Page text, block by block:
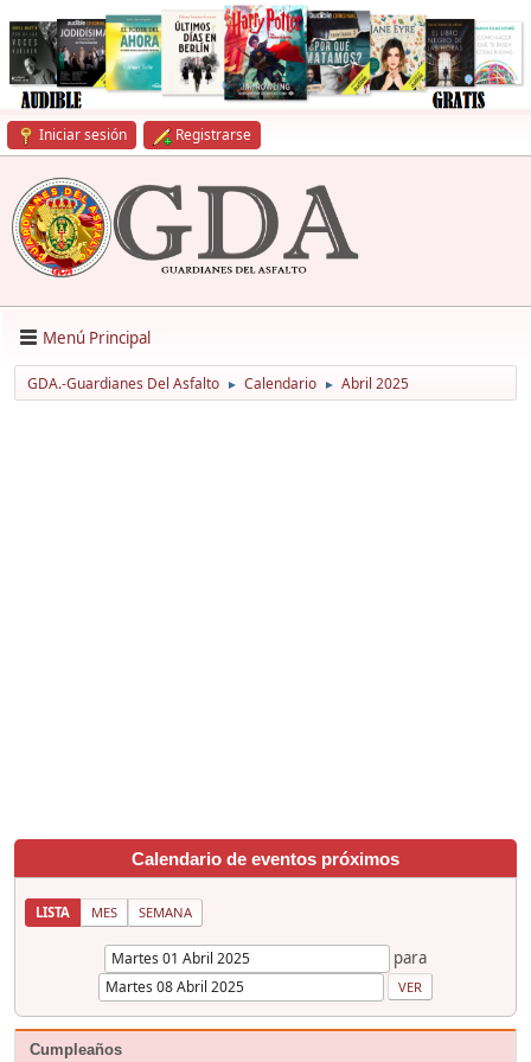
Iniciar sesión Registrarse
Menú Principal
GDA.-Guardianes Del Asfalto ► Calendario ► Abril 2025
Calendario de eventos próximos
LISTA MES SEMANA
para
Cumpleaños